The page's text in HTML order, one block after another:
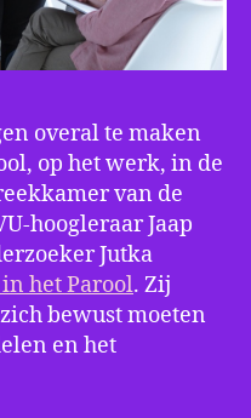
overal te maken
op het werk, in de
van de
hoogleraar Jaap
Jutka
het Parool. Zij
bewust moeten
en het